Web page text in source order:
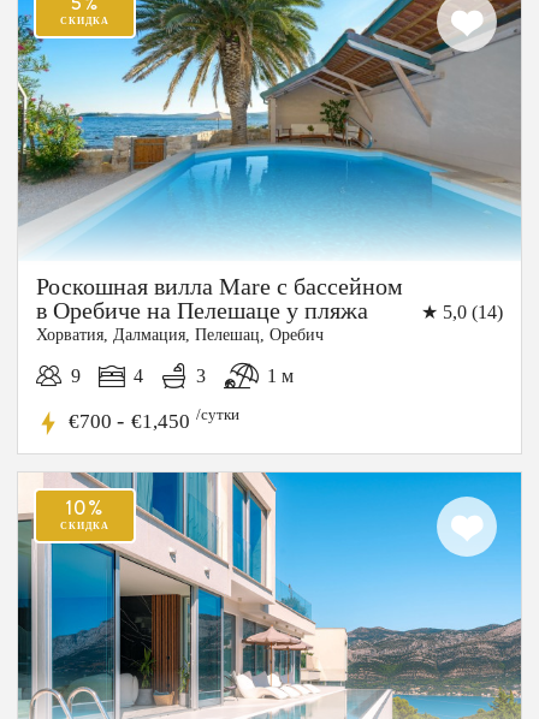
Роскошная вилла Mare с бассейном
в Оребиче на Пелешаце у пляжа
★ 5,0 (14)
Хорватия, Далмация, Пелешац, Оребич
9 4 3 1 м
€700 - €1,450 /сутки